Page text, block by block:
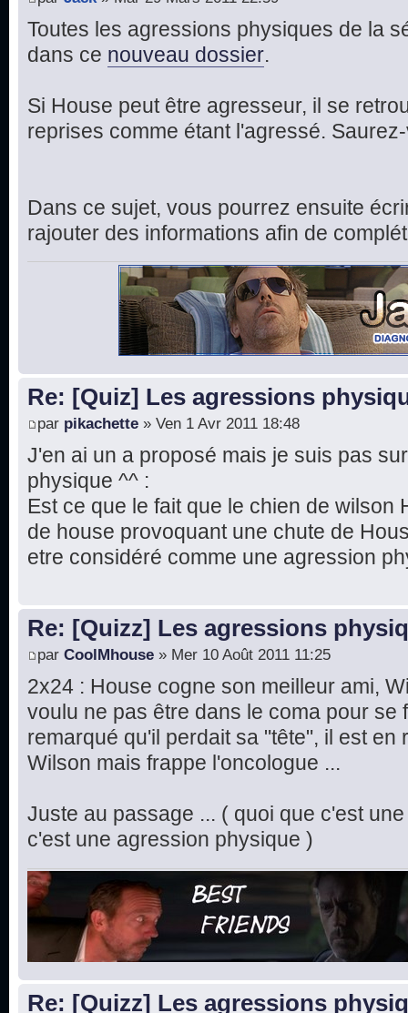
Toutes les agressions physiques de la
dans ce nouveau dossier.
Si House peut être agresseur, il se
reprises comme étant l'agressé.
Dans ce sujet, vous pourrez ensuite
rajouter des informations afin de
Re: [Quiz] Les agressions
par pikachette » Ven 1 Avr 2011 18:48
J'en ai un a proposé mais je suis pas
physique ^^ :
Est ce que le fait que le chien de wilson
de house provoquant une chute de
etre considéré comme une agression
Re: [Quizz] Les agressions
par CoolMhouse » Mer 10 Août 2011 11:25
2x24 : House cogne son meilleur ami,
voulu ne pas être dans le coma pour se
remarqué qu'il perdait sa "tête", il est en
Wilson mais frappe l'oncologue ...
Juste au passage ... ( quoi que c'est
c'est une agression physique )
Re: [Quizz] Les agressions